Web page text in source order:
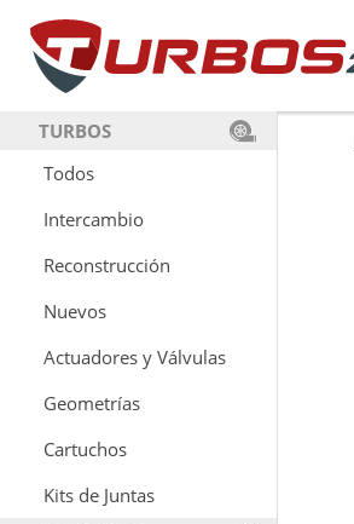
TURBOS
Todos
Intercambio
Reconstrucción
Nuevos
Actuadores y Válvulas
Geometrías
Cartuchos
Kits de Juntas